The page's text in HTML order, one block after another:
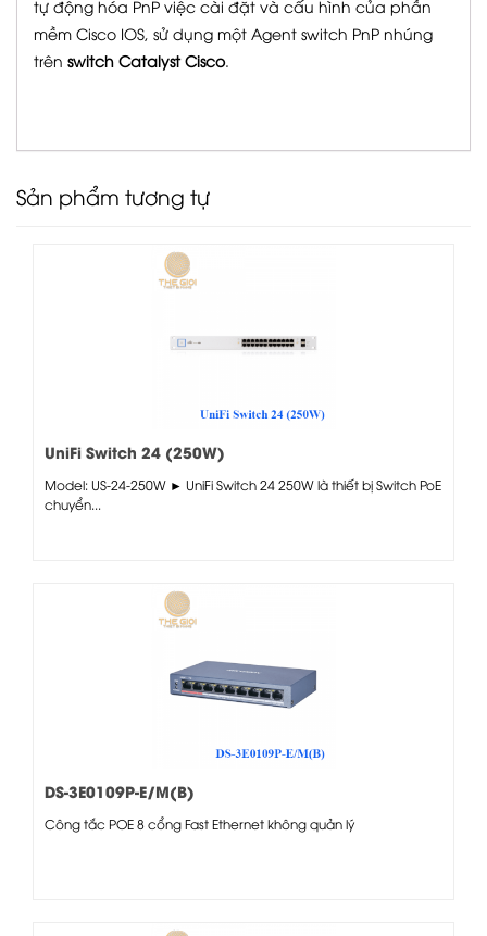
tự động hóa PnP việc cài đặt và cấu hình của phần
mềm Cisco IOS, sử dụng một Agent switch PnP nhúng
trên switch Catalyst Cisco.
Sản phẩm tương tự
UniFi Switch 24 (250W)
Model: US-24-250W ► UniFi Switch 24 250W là thiết bị Switch PoE
chuyển...
DS-3E0109P-E/M(B)
Công tắc POE 8 cổng Fast Ethernet không quản lý